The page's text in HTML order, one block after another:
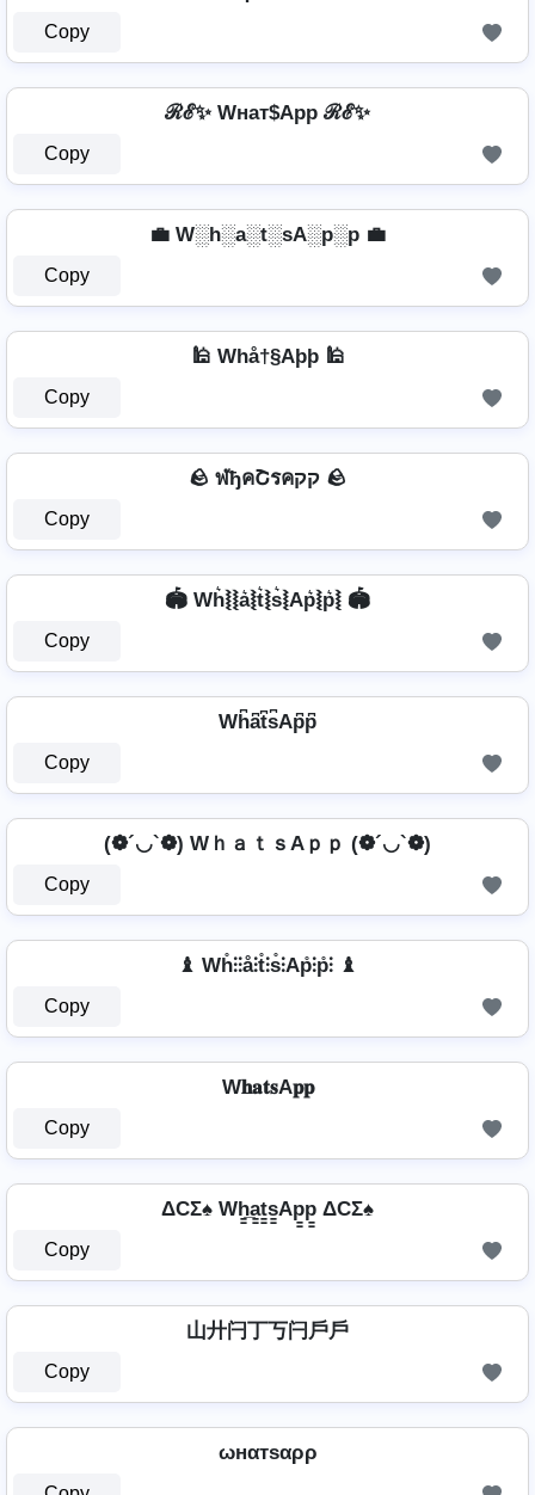
Copy
ℛℰ✨ Wнат$App ℛℰ✨
Copy
💼 W░h░a░t░sA░p░p 💼
Copy
🕌 Whå†§Aþþ 🕌
Copy
🪨 ฬђคՇรคקק 🪨
Copy
🏟️ Wh͛⦚⦚a͛⦚t͛⦚s͛⦚Ap͛⦚p͛⦚ 🏟️
Copy
Wh͆a͆t͆s͆Ap͆p͆
Copy
(❁´◡`❁) WｈａｔｓAｐｐ (❁´◡`❁)
Copy
♝ Wh̊⫶⫶å⫶t̊⫶s̊⫶Ap̊⫶p̊⫶ ♝
Copy
W𝐡𝐚𝐭𝐬A𝐩𝐩
Copy
ΔCΣ♠ Wh̳̲a̳t̳s̳Ap̳p̳ ΔCΣ♠
Copy
山廾闩丁丂闩戶戶
Copy
ωнαтѕαρρ